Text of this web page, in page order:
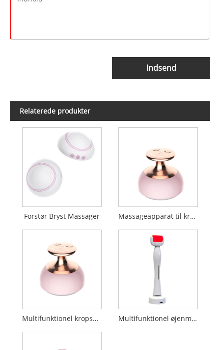
Indsend
Relaterede produkter
Forstør Bryst Massager Massageapparat til kropsslankende
Multifunktionel kropsmassager Multifunktionel øjenmassager